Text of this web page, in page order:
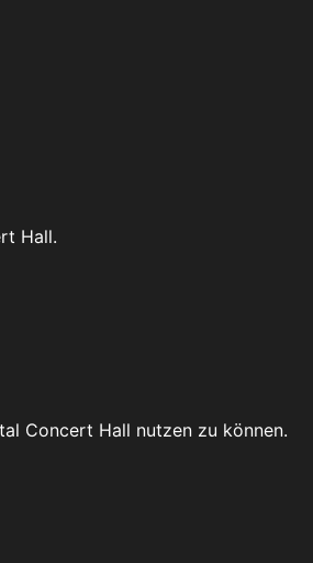
Hall.
Concert Hall nutzen zu können.